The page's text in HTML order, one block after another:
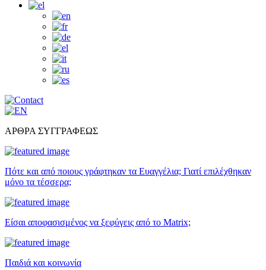
ΑΡΘΡΑ ΣΥΓΓΡΑΦΕΩΣ
Πότε και από ποιους γράφτηκαν τα Ευαγγέλια; Γιατί επιλέχθηκαν
μόνο τα τέσσερα;
Είσαι αποφασισμένος να ξεφύγεις από το Matrix;
Παιδιά και κοινωνία